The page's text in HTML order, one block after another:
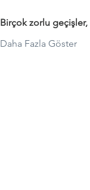
Birçok zorlu
Daha Fazla Göster